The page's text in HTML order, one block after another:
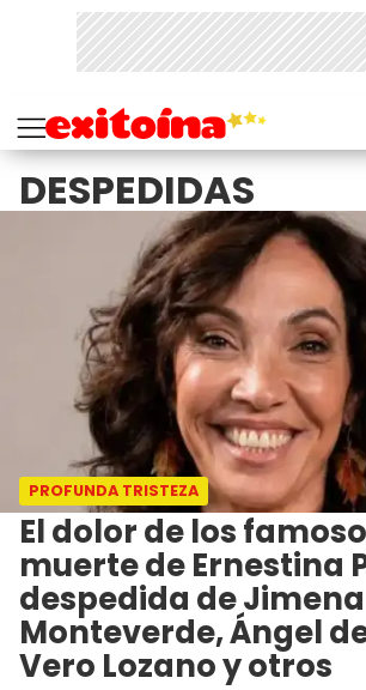
DESPEDIDAS
PROFUNDA TRISTEZA
El dolor de los
muerte de Ernestina
despedida de Jimena
Monteverde, Ángel
Vero Lozano y otros